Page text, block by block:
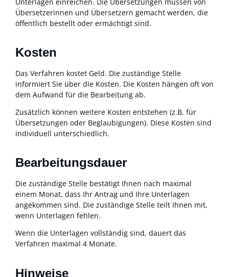
Übersetzerinnen und Übersetzern gemacht werden, die
öffentlich bestellt oder ermächtigt sind.
Kosten
Das Verfahren kostet Geld. Die zuständige Stelle
informiert Sie über die Kosten. Die Kosten hängen oft von
dem Aufwand für die Bearbeitung ab.
Zusätzlich können weitere Kosten entstehen (z.B. für
Übersetzungen oder Beglaubigungen). Diese Kosten sind
individuell unterschiedlich.
Bearbeitungsdauer
Die zuständige Stelle bestätigt Ihnen nach maximal
einem Monat, dass Ihr Antrag und Ihre Unterlagen
angekommen sind. Die zuständige Stelle teilt Ihnen mit,
wenn Unterlagen fehlen.
Wenn die Unterlagen vollständig sind, dauert das
Verfahren maximal 4 Monate.
Hinweise